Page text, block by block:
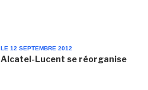
LE 12 SEPTEMBRE 2012
Alcatel-Lucent se réorganise